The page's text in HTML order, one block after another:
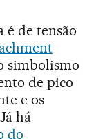
é de tensão
simbolismo
de pico
e os
há
do